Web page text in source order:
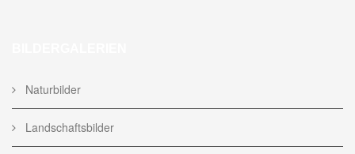
Naturbilder
Landschaftsbilder